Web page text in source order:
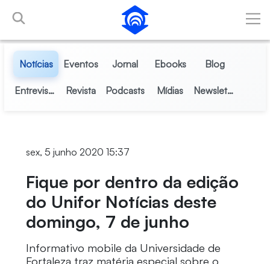
Pular para o Conteúdo principal
Notícias Eventos Jornal Ebooks Blog
Entrevistas Revista Podcasts Mídias Newsletter
sex, 5 junho 2020 15:37
Fique por dentro da edição
do Unifor Notícias deste
domingo, 7 de junho
Informativo mobile da Universidade de
Fortaleza traz matéria especial sobre o